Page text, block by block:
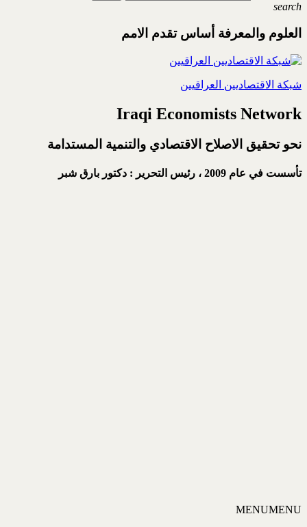
search
العلوم والمعرفة أساس تقدم الامم
شبكة الاقتصاديين العراقيين
Iraqi Economists Network
نحو تحقيق الاصلاح الاقتصادي والتنمية المستدامة
تأسست في عام 2009 ، رئيس التحرير : دكتور بارق شبر
MENUMENU